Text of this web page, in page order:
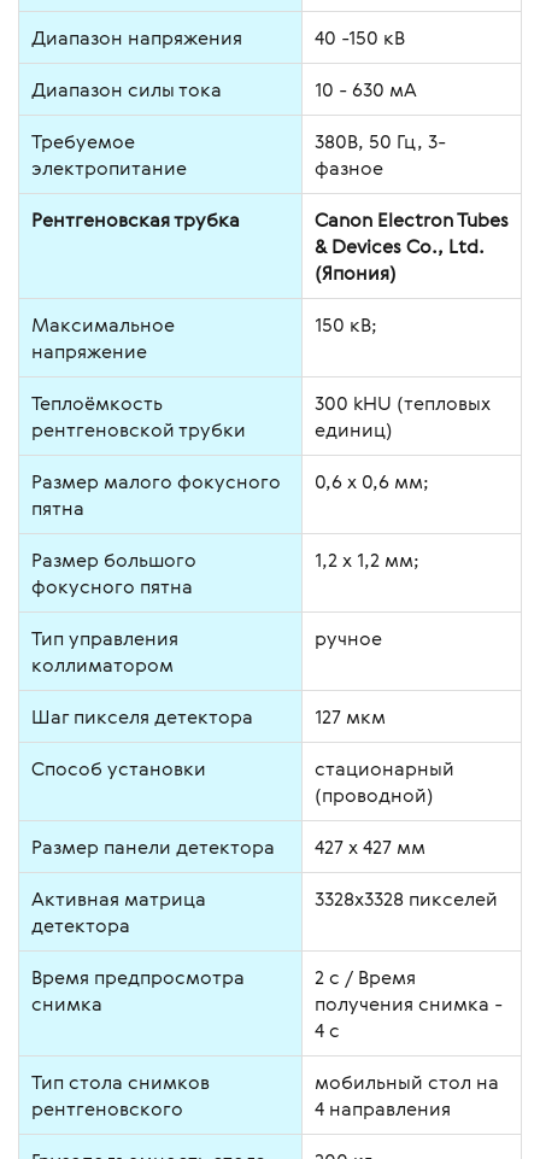
Диапазон напряжения
40 -150 кВ
Диапазон силы тока
10 - 630 мА
Требуемое
электропитание
380В, 50 Гц, 3-
фазное
Рентгеновская трубка
Canon Electron Tubes
& Devices Co., Ltd.
(Япония)
Максимальное
напряжение
150 кВ;
Теплоёмкость
рентгеновской трубки
300 kHU (тепловых
единиц)
Размер малого фокусного
пятна
0,6 х 0,6 мм;
Размер большого
фокусного пятна
1,2 х 1,2 мм;
Тип управления
коллиматором
ручное
Шаг пикселя детектора
127 мкм
Способ установки
стационарный
(проводной)
Размер панели детектора
427 х 427 мм
Активная матрица
детектора
3328х3328 пикселей
Время предпросмотра
снимка
2 с / Время
получения снимка -
4 с
Тип стола снимков
рентгеновского
мобильный стол на
4 направления